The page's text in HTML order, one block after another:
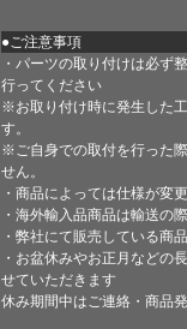
●ご注意事項
・パーツの取り付けは必ず
行ってください
※お取り付け時に発生した
す。
※ご自身での取付を行った
せん。
・商品によっては仕様が変
・海外輸入品商品は輸送の
・弊社にて販売している商
・お盆休みやお正月などの
せていただきます
休み期間中はご連絡・商品